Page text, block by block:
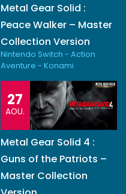
Metal Gear Solid :
Peace Walker – Master
Collection Version
Nintendo Switch - Action
Aventure - Konami
27
AOU.
Metal Gear Solid 4 :
Guns of the Patriots –
Master Collection